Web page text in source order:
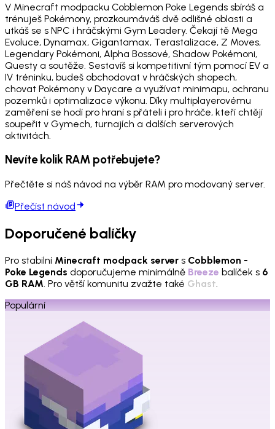
V Minecraft modpacku Cobblemon Poke Legends sbíráš a
trénuješ Pokémony, prozkoumáváš dvě odlišné oblasti a
utkáš se s NPC i hráčskými Gym Leadery. Čekají tě Mega
Evoluce, Dynamax, Gigantamax, Terastalizace, Z Moves,
Legendary Pokémoni, Alpha Bossové, Shadow Pokémoni,
Questy a soutěže. Sestavíš si kompetitivní tým pomocí EV a
IV tréninku, budeš obchodovat v hráčských shopech,
chovat Pokémony v Daycare a využívat minimapu, ochranu
pozemků i optimalizace výkonu. Díky multiplayerovému
zaměření se hodí pro hraní s přáteli i pro hráče, kteří chtějí
soupeřit v Gymech, turnajích a dalších serverových
aktivitách.
Nevíte kolik RAM potřebujete?
Přečtěte si náš návod na výběr RAM pro modovaný server.
Přečíst návod
Doporučené balíčky
Pro stabilní Minecraft modpack server s Cobblemon -
Poke Legends doporučujeme minimálně Breeze balíček s 6
GB RAM. Pro větší komunitu zvažte také Ghast.
Populární